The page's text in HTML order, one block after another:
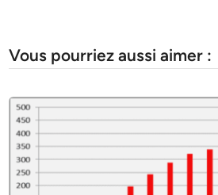
Vous pourriez aussi aimer :